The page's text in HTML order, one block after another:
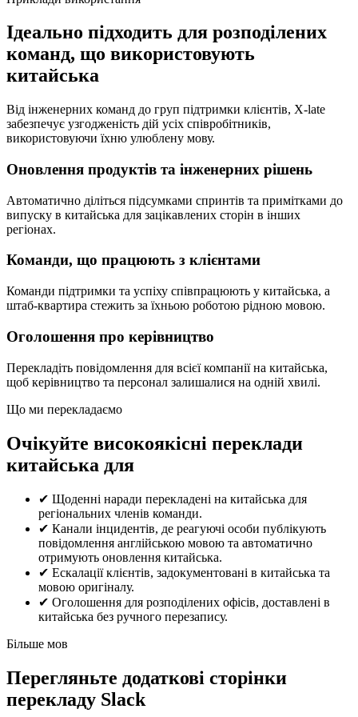
Ідеально підходить для розподілених
команд, що використовують
китайська
Від інженерних команд до груп підтримки клієнтів, X-late
забезпечує узгодженість дій усіх співробітників,
використовуючи їхню улюблену мову.
Оновлення продуктів та інженерних рішень
Автоматично діліться підсумками спринтів та примітками до
випуску в китайська для зацікавлених сторін в інших
регіонах.
Команди, що працюють з клієнтами
Команди підтримки та успіху співпрацюють у китайська, а
штаб-квартира стежить за їхньою роботою рідною мовою.
Оголошення про керівництво
Перекладіть повідомлення для всієї компанії на китайська,
щоб керівництво та персонал залишалися на одній хвилі.
Що ми перекладаємо
Очікуйте високоякісні переклади
китайська для
✔ Щоденні наради перекладені на китайська для
регіональних членів команди.
✔ Канали інцидентів, де реагуючі особи публікують
повідомлення англійською мовою та автоматично
отримують оновлення китайська.
✔ Ескалації клієнтів, задокументовані в китайська та
мовою оригіналу.
✔ Оголошення для розподілених офісів, доставлені в
китайська без ручного перезапису.
Більше мов
Перегляньте додаткові сторінки
перекладу Slack